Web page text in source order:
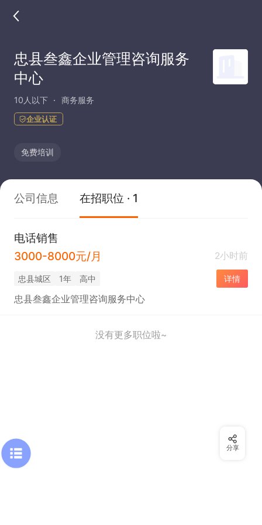
忠县叁鑫企业管理咨询服务
中心
10人以下 商务服务
企业认证
免费培训
公司信息 在招职位 · 1
电话销售
3000-8000元/月
2小时前
忠县城区 1年 高中 详情
忠县叁鑫企业管理咨询服务中心
没有更多职位啦~
分享